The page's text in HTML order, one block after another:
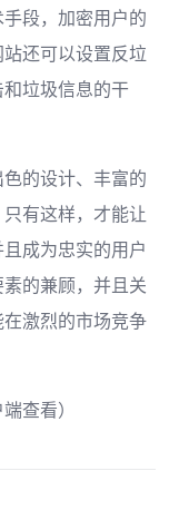
段，加密用户的
还可以设置反垃
垃圾信息的干
的设计、丰富的
有这样，才能让
成为忠实的用户
的兼顾，并且关
激烈的市场竞争
查看）